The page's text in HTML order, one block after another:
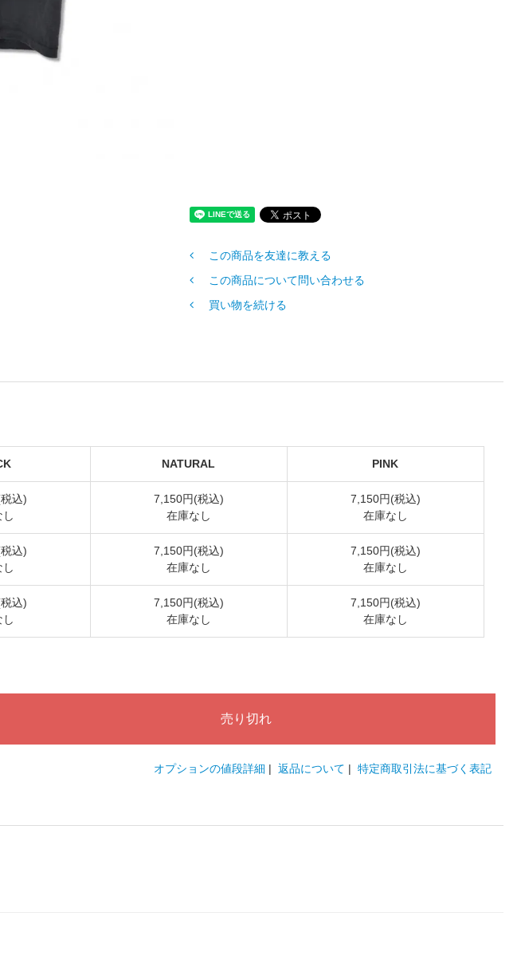
この商品を友達に教える
この商品について問い合わせる
買い物を続ける
NATURAL PINK
込)
7,150円(税込)
在庫なし
7,150円(税込)
在庫なし
込)
7,150円(税込)
在庫なし
7,150円(税込)
在庫なし
込)
7,150円(税込)
在庫なし
7,150円(税込)
在庫なし
オプションの値段詳細 | 返品について | 特定商取引法に基づく表記